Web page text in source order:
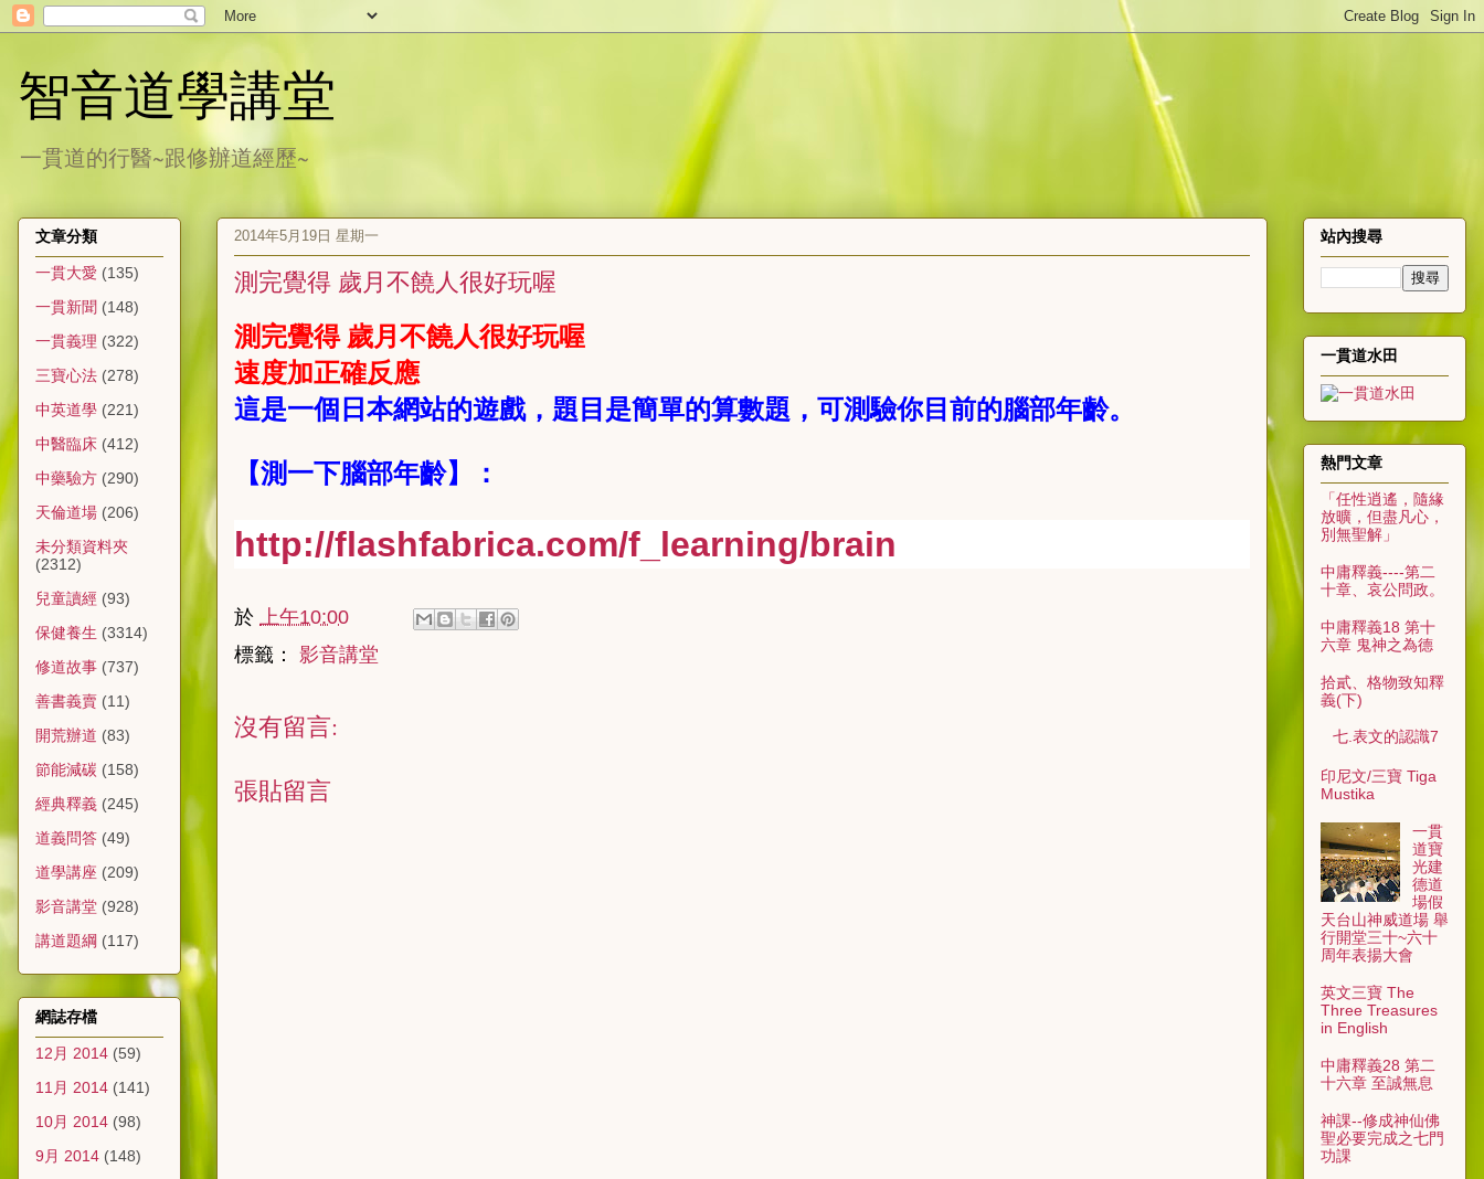
智音道學講堂
一貫道的行醫~跟修辦道經歷~
2014年5月19日 星期一
測完覺得 歲月不饒人很好玩喔
測完覺得 歲月不饒人很好玩喔
速度加正確反應
這是一個日本網站的遊戲，題目是簡單的算數題，可測驗你目前的腦部年齡。
【測一下腦部年齡】：
http://flashfabrica.com/f_learning/brain
於 上午10:00
標籤： 影音講堂
沒有留言:
張貼留言
文章分類
一貫大愛 (135)
一貫新聞 (148)
一貫義理 (322)
三寶心法 (278)
中英道學 (221)
中醫臨床 (412)
中藥驗方 (290)
天倫道場 (206)
未分類資料夾
(2312)
兒童讀經 (93)
保健養生 (3314)
修道故事 (737)
善書義賣 (11)
開荒辦道 (83)
節能減碳 (158)
經典釋義 (245)
道義問答 (49)
道學講座 (209)
影音講堂 (928)
講道題綱 (117)
網誌存檔
12月 2014 (59)
11月 2014 (141)
10月 2014 (98)
9月 2014 (148)
站內搜尋
一貫道水田
熱門文章
「任性逍遙，隨緣
放曠，但盡凡心，
別無聖解」
中庸釋義----第二
十章、哀公問政。
中庸釋義18 第十
六章 鬼神之為德
拾貳、格物致知釋
義(下)
七.表文的認識7
印尼文/三寶 Tiga
Mustika
一貫
道寶
光建
德道
場假
天台山神威道場 舉
行開堂三十~六十
周年表揚大會
英文三寶 The
Three Treasures
in English
中庸釋義28 第二
十六章 至誠無息
神課--修成神仙佛
聖必要完成之七門
功課